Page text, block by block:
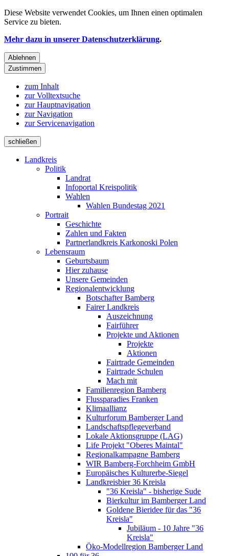
Diese Website verwendet Cookies, um Ihnen einen optimalen
Service zu bieten.
Mehr dazu in unserer Datenschutzerklärung.
Ablehnen
Zustimmen
zum Inhalt
zur Volltextsuche
zur Hauptnavigation
zur Navigation
zur Servicenavigation
schließen
Landkreis
Politik
Landrat
Infoportal Kreispolitik
Wahlen
Wahlen Bundestag 2021
Portrait
Geschichte
Zahlen und Fakten
Partnerlandkreis Karkonoski Polen
Lebensraum
Geburtsbaum
Hier zuhause
Unsere Gemeinden
Regionalentwicklung
Botschafter Bamberg
Fairer Landkreis
Auszeichnung
Fairführer
Projekte und Aktionen
Projekte
Aktionen
Fairtrade Gemeinden
Fairtrade Schulen
Mach mit
Familienregion Bamberg
Flussparadies Franken
Klimaallianz
Kulturforum Bamberger Land
Landschaftspflegeverband
Lokale Aktionsgruppe (LAG)
Life Projekt "Oberes Maintal"
Regionalkampagne Bamberg
WIR Bamberg-Forchheim GmbH
Europäisches Kulturerbe-Siegel
Landkreisbier 36 Kreisla
"36 Kreisla" - bisherige Sude
Bierkultur im Bamberger Land
Goldene Bieridee für das "36
Kreisla"
Jubiläum - 10 Jahre "36
Kreisla"
Öko-Modellregion Bamberger Land